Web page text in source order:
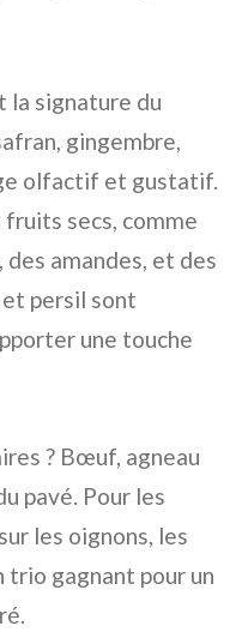
la signature du
gingembre,
olfactif et gustatif.
secs, comme
amandes, et des
persil sont
une touche
? Bœuf, agneau
pavé. Pour les
les oignons, les
gagnant pour un